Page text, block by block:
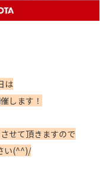
は
します！
せて頂きますので
い(^^)/